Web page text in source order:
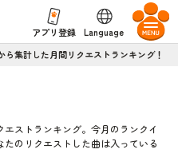
アプリ登録
Language
ら集計した月間リクエストランキング！
エストランキング。今月のランクイ
のリクエストした曲は入っている